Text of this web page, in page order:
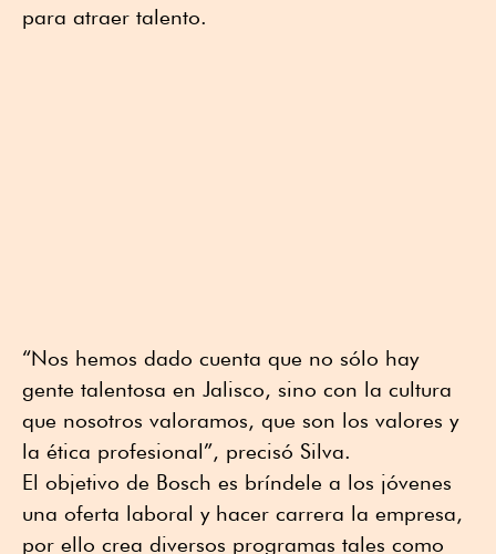
para atraer talento.
“Nos hemos dado cuenta que no sólo hay
gente talentosa en Jalisco, sino con la cultura
que nosotros valoramos, que son los valores y
la ética profesional”, precisó Silva.
El objetivo de Bosch es bríndele a los jóvenes
una oferta laboral y hacer carrera la empresa,
por ello crea diversos programas tales como